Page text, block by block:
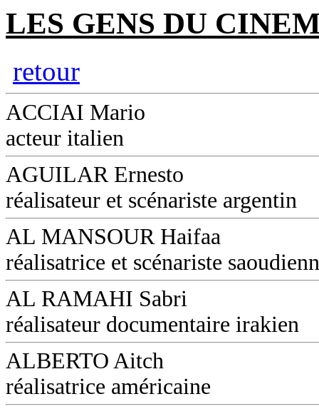
LES GENS DU
retour
ACCIAI Mario
acteur italien
AGUILAR Ernesto
réalisateur et scénariste argentin
AL MANSOUR Haifaa
réalisatrice et scénariste
AL RAMAHI Sabri
réalisateur documentaire irakien
ALBERTO Aitch
réalisatrice américaine